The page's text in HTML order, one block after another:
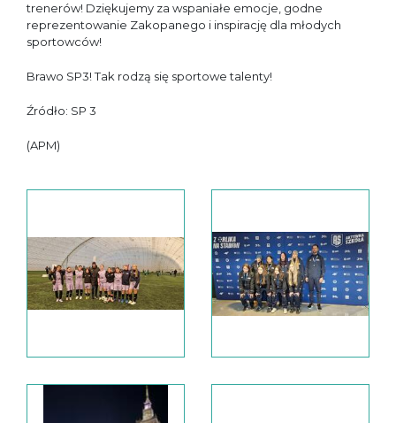
trenerów! Dziękujemy za wspaniałe emocje, godne
reprezentowanie Zakopanego i inspirację dla młodych
sportowców!
Brawo SP3! Tak rodzą się sportowe talenty!
Źródło: SP 3
(APM)